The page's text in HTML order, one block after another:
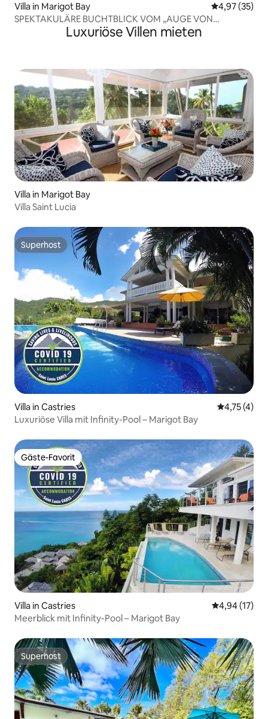
Villa in Marigot Bay
4,97 (35)
SPEKTAKULÄRE BUCHTBLICK VOM „AUGE VON
Luxuriöse Villen mieten
Villa in Marigot Bay
Villa Saint Lucia
Superhost
Superhost
Villa in Castries
4,75 (4)
Luxuriöse Villa mit Infinity-Pool – Marigot Bay
Gäste-Favorit
Gäste-Favorit
Villa in Castries
4,94 (17)
Meerblick mit Infinity-Pool – Marigot Bay
Superhost
Superhost